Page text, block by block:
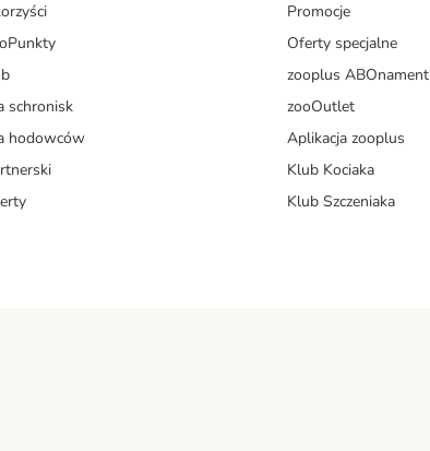
schronisk
hodowców
Promocje
Oferty specjalne
zooplus ABOnament
zooOutlet
Aplikacja zooplus
Klub Kociaka
Klub Szczeniaka